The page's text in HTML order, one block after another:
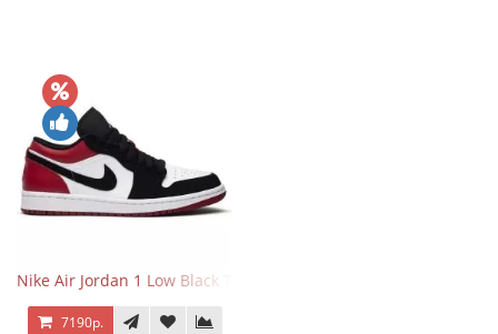
Nike Air Jordan 1 Low Black Toe
7190р.